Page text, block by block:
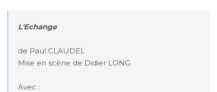
L'Echange
de Paul CLAUDEL
Mise en scène de Didier LONG
Avec :